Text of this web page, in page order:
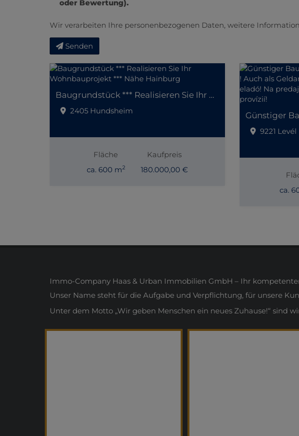
oder Bewertung).
Wir verarbeiten Ihre personenbezogenen Daten, weitere
Senden
Baugrundstück *** Realisieren Sie Ihr Wohnbauprojekt *** Nähe Hainburg
2405 Hundsheim
Fläche
ca. 600 m2
Kaufpreis
180.000,00 €
9221 Levél
ca.
Immo-Company Haas & Urban Immobilien GmbH – Ihr
Unser Name steht für die Aufgabe und Verpflichtung, für unsere
Unter dem Motto „Wir geben Menschen ein neues Zuhause!“ sind